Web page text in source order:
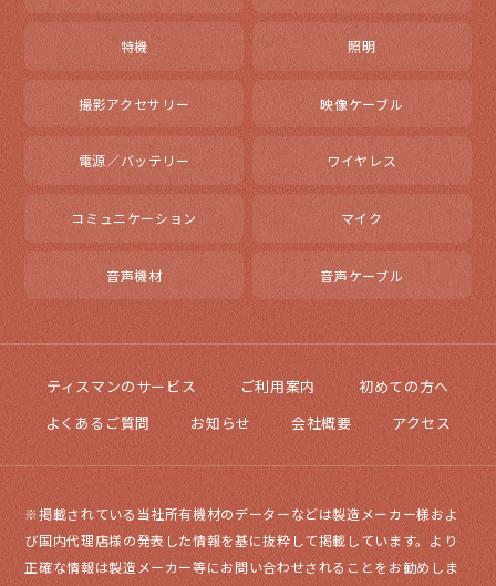
特機 照明
撮影アクセサリー 映像ケーブル
電源／バッテリー ワイヤレス
コミュニケーション マイク
音声機材 音声ケーブル
ティスマンのサービス ご利用案内
初めての方へ
よくあるご質問
お知らせ 会社概要 アクセス
※掲載されている当社所有機材のデーターなどは製造メーカー様およ
び国内代理店様の発表した情報を基に抜粋して掲載しています。より
正確な情報は製造メーカー等にお問い合わせされることをお勧めしま